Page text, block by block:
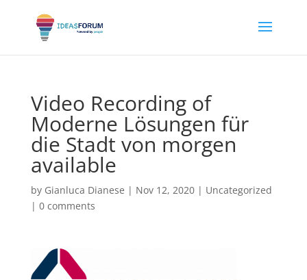
Video Recording of
Moderne Lösungen für
die Stadt von morgen
available
by Gianluca Dianese | Nov 12, 2020| Uncategorized
| 0 comments